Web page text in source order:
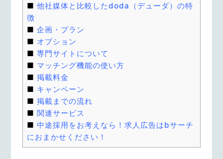
他社媒体と比較したdoda（デューダ）の特
徴
企画・プラン
オプション
専門サイトについて
マッチング機能の使い方
掲載料金
キャンペーン
掲載までの流れ
関連サービス
中途採用をお考えなら！求人広告はbサーチ
におまかせください！